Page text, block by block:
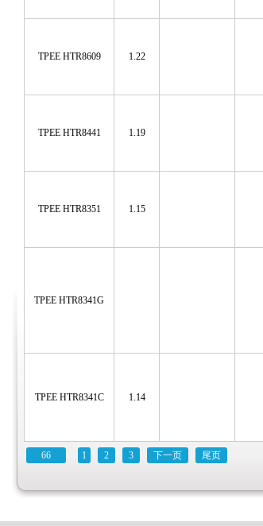
TPEE HTR8609 1.22
TPEE HTR8441 1.19
TPEE HTR8351 1.15
TPEE HTR8341G
TPEE HTR8341C 1.14
66 1 2 3 下一页 尾页